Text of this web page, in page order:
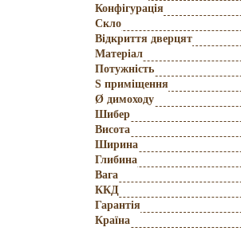
Конфігурація
Скло
Відкриття дверцят
Матеріал
Потужність
S приміщення
Ø димоходу
Шибер
Висота
Ширина
Глибина
Вага
ККД
Гарантія
Країна